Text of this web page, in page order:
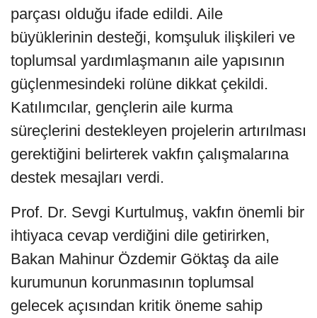
parçası olduğu ifade edildi. Aile
büyüklerinin desteği, komşuluk ilişkileri ve
toplumsal yardımlaşmanın aile yapısının
güçlenmesindeki rolüne dikkat çekildi.
Katılımcılar, gençlerin aile kurma
süreçlerini destekleyen projelerin artırılması
gerektiğini belirterek vakfın çalışmalarına
destek mesajları verdi.
Prof. Dr. Sevgi Kurtulmuş, vakfın önemli bir
ihtiyaca cevap verdiğini dile getirirken,
Bakan Mahinur Özdemir Göktaş da aile
kurumunun korunmasının toplumsal
gelecek açısından kritik öneme sahip